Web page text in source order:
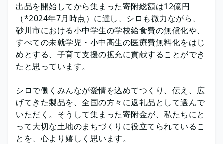
出品を開始してから集まった寄附総額は12億円
（*2024年7月時点）に達し、シロも微力ながら、
砂川市における小中学生の学校給食費の無償化や、
すべての未就学児・小中高生の医療費無料化をはじ
めとする、子育て支援の拡充に貢献することができ
たと思っています。
シロで働くみんなが愛情を込めてつくり、伝え、広
げてきた製品を、全国の方々に返礼品として選んで
いただく。そうして集まった寄附金が、私たちにと
って大切な土地のまちづくりに役立てられているこ
とを、心より嬉しく思います。